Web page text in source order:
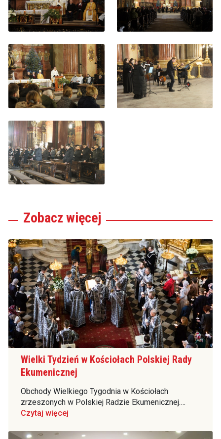
Zobacz więcej
Wielki Tydzień w Kościołach Polskiej Rady
Ekumenicznej
Obchody Wielkiego Tygodnia w Kościołach
zrzeszonych w Polskiej Radzie Ekumenicznej.…
Czytaj więcej